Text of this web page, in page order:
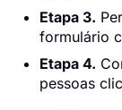
Etapa 3.
formulário
Etapa 4.
pessoas